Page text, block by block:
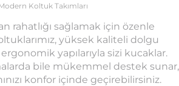
Koltuk Takımları
rahatlığı sağlamak için özenle
yüksek kaliteli dolgu
yapılarıyla sizi kucaklar.
bile mükemmel destek sunar,
konfor içinde geçirebilirsiniz.